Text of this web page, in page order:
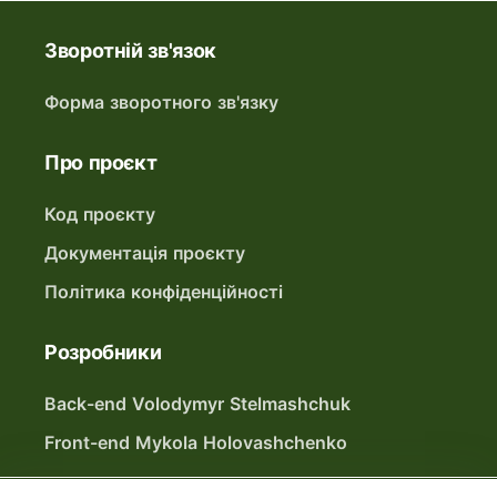
Зворотній зв'язок
Форма зворотного зв'язку
Про проєкт
Код проєкту
Документація проєкту
Політика конфіденційності
Розробники
Back-end Volodymyr Stelmashchuk
Front-end Mykola Holovashchenko